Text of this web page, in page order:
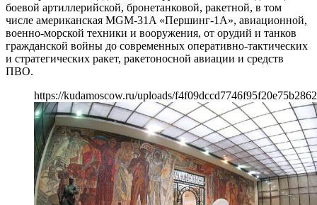
боевой артиллерийской, бронетанковой, ракетной, в том
числе американская MGM-31A «Першинг-1А», авиационной,
военно-морской техники и вооружения, от орудий и танков
гражданской войны до современных оперативно-тактических
и стратегических ракет, ракетоносной авиации и средств
ПВО.
https://kudamoscow.ru/uploads/